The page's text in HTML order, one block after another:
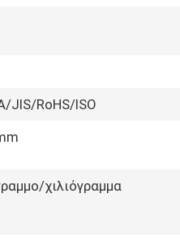
JIS/RoHS/ISO
χιλιόγραμμα